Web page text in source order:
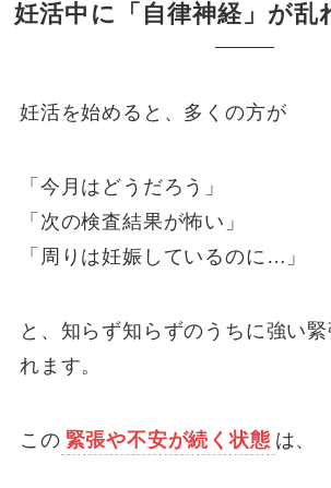
妊活中に「自律神経」が乱
妊活を始めると、多くの方が
「今月はどうだろう」
「次の検査結果が怖い」
「周りは妊娠しているのに…」
と、知らず知らずのうちに強い
れます。
この 緊張や不安が続く状態 は、